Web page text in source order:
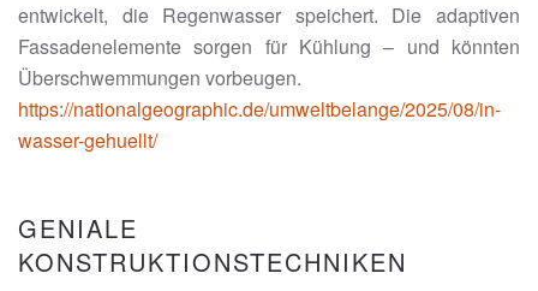
entwickelt, die Regenwasser speichert. Die adaptiven
Fassadenelemente sorgen für Kühlung – und könnten
Überschwemmungen vorbeugen.
https://nationalgeographic.de/umweltbelange/2025/08/in-
wasser-gehuellt/
GENIALE
KONSTRUKTIONSTECHNIKEN